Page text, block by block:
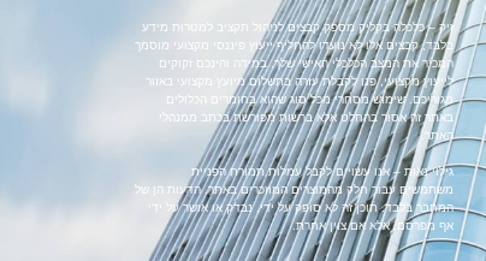
זיק – כלכלה בקליק מספק קבצים לניהול תקציב למטרות מידע
בלבד, קבצים אלו לא נועדו להחליף ייעוץ פיננסי מקצועי מוסמך
המכיר את המצב הכלכלי האישי שלך. במידה והינכם זקוקים
לייעוץ מקצועי, פנו לקבלת עזרה בתשלום מיועץ מקצועי באזור
מגוריכם. שימוש מסחרי מכל סוג שהוא בחומרים הכלולים
באתר זה אסור בהחלט אלא ברשות מפורשת בכתב ממנהלי
האתר.
גילוי נאות – אנו עשויים לקבל עמלות תמורת הפניית
משתמשים עבור חלק מהמוצרים המוזכרים באתר. הדעות הן של
המחבר בלבד. תוכן זה לא סופק על ידי, נבדק או אושר על ידי
אף מפרסם, אלא אם צוין אחרת.